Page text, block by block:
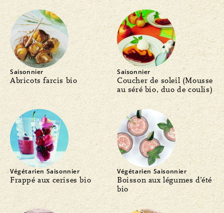
Saisonnier
Abricots farcis bio
Saisonnier
Coucher de soleil (Mousse
au séré bio, duo de coulis)
Végétarien Saisonnier
Frappé aux cerises bio
Végétarien Saisonnier
Boisson aux légumes d’été
bio